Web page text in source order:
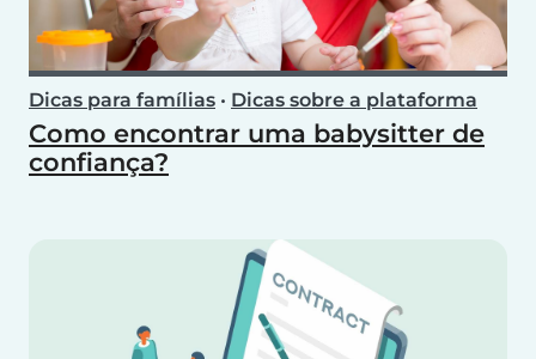
Dicas para famílias • Dicas sobre a plataforma
Como encontrar uma babysitter de
confiança?